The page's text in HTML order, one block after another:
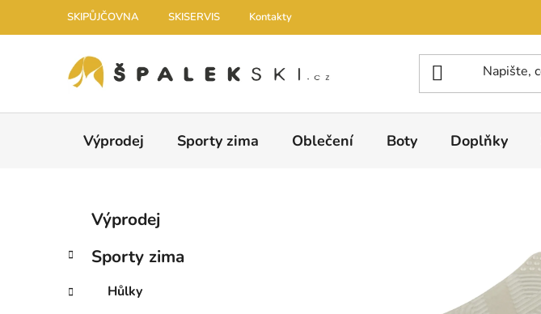
Přejít na obsahSKIPŮJČOVNA SKISERVIS Kontakty
Výprodej Sporty zima Oblečení Boty Doplňky
Postranní panel
Přeskočit kategorie
Kategorie
Výprodej
Sporty zima
Hůlky